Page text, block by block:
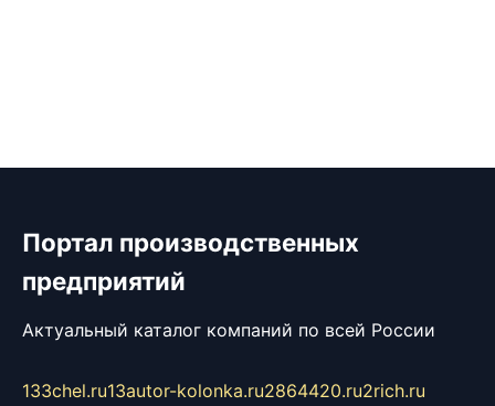
Портал производственных
предприятий
Актуальный каталог компаний по всей России
133chel.ru13autor-kolonka.ru2864420.ru2rich.ru